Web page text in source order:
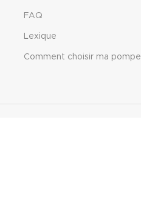
FAQ
Lexique
Comment choisir ma pompe